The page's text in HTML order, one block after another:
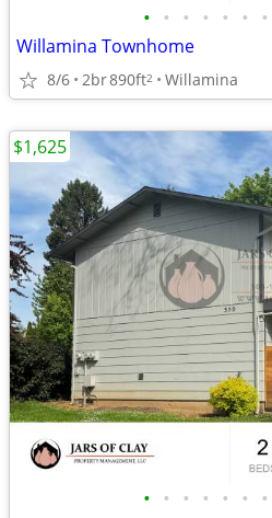
• • • • • • •
Willamina Townhome
8/6 2br890ft2 Willamina
• • • • • • •
$1,625